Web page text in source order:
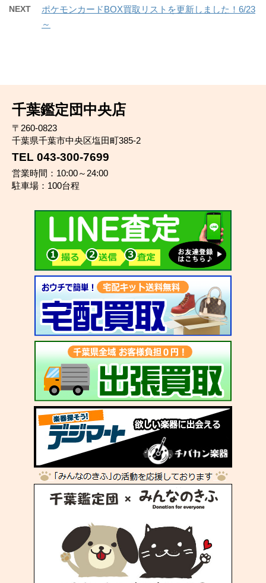
NEXT
ポケモンカードBOX買取リストを更新しました！6/23
～
千葉鑑定団中央店
〒260-0823
千葉県千葉市中央区塩田町385-2
TEL 043-300-7699
営業時間：10:00～24:00
駐車場：100台程